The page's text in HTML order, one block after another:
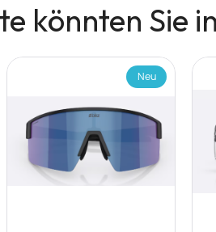
könnten Sie
Neu